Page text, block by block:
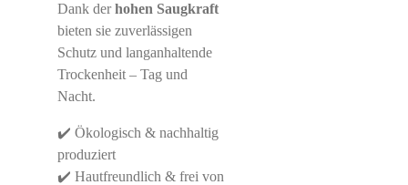
Dank derhohen Saugkraft
bieten sie zuverlässigen
Schutz und langanhaltende
Trockenheit – Tag und
Nacht.
✔️ Ökologisch & nachhaltig
produziert
✔️ Hautfreundlich & frei von